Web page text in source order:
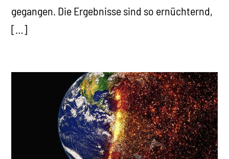
gegangen. Die Ergebnisse sind so ernüchternd,
[…]